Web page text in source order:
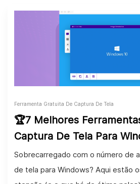
Ferramenta Gratuita De Captura De Tela
🏆7 Melhores
Captura De Tela Para
Sobrecarregado com o número de
de tela para Windows? Aqui estão